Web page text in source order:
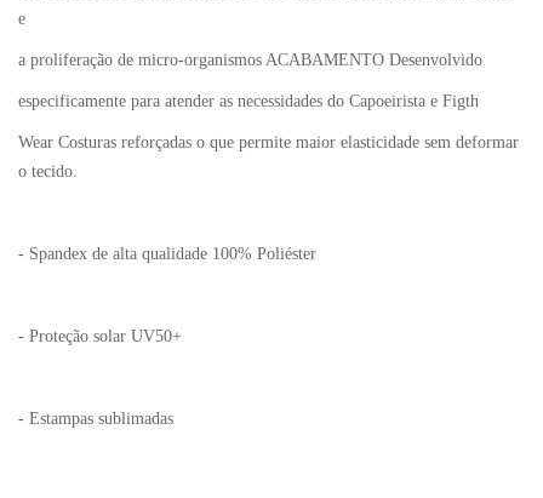
e
a proliferação de micro-organismos ACABAMENTO Desenvolvido
especificamente para atender as necessidades do Capoeirista e Figth
Wear Costuras reforçadas o que permite maior elasticidade sem deformar
o tecido.
- Spandex de alta qualidade 100% Poliéster
- Proteção solar UV50+
- Estampas sublimadas